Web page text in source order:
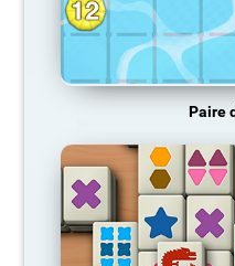
Paire